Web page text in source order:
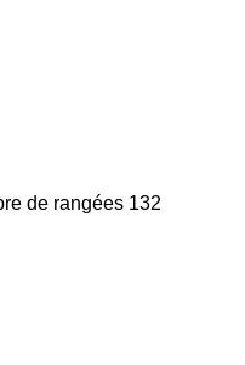
de rangées 132